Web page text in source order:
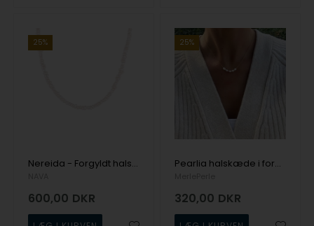
25%
Nereida - Forgyldt halskæde med ferskvandsperler, NAVA Cph
600,00 DKR
25%
Pearlia halskæde i forgyldt sølv perler fra MerlePerle
320,00 DKR